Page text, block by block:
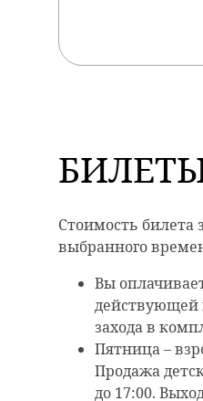
Стоимость билета
выбранного
Вы
захода в
Пятница –
Продажа
до 17:00.